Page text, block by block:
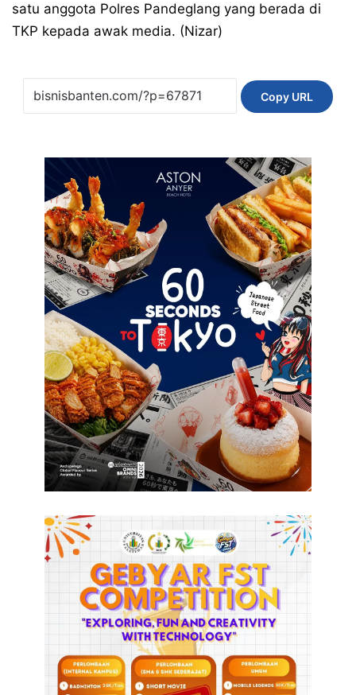
satu anggota Polres Pandeglang yang berada di
TKP kepada awak media. (Nizar)
Copy URL